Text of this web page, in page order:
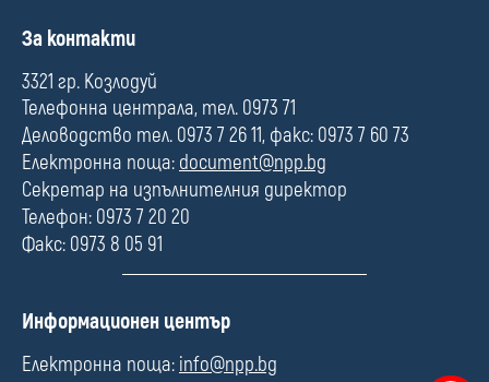
П
л
е
За контакти
3321 гр. Козлодуй
Телефонна централа, тел. 0973 71
Деловодство тел. 0973 7 26 11, факс: 0973 7 60 73
Електронна поща: document@npp.bg
Секретар на изпълнителния директор
Телефон: 0973 7 20 20
Факс: 0973 8 05 91
П
л
Информационен център
Електронна поща: info@npp.bg